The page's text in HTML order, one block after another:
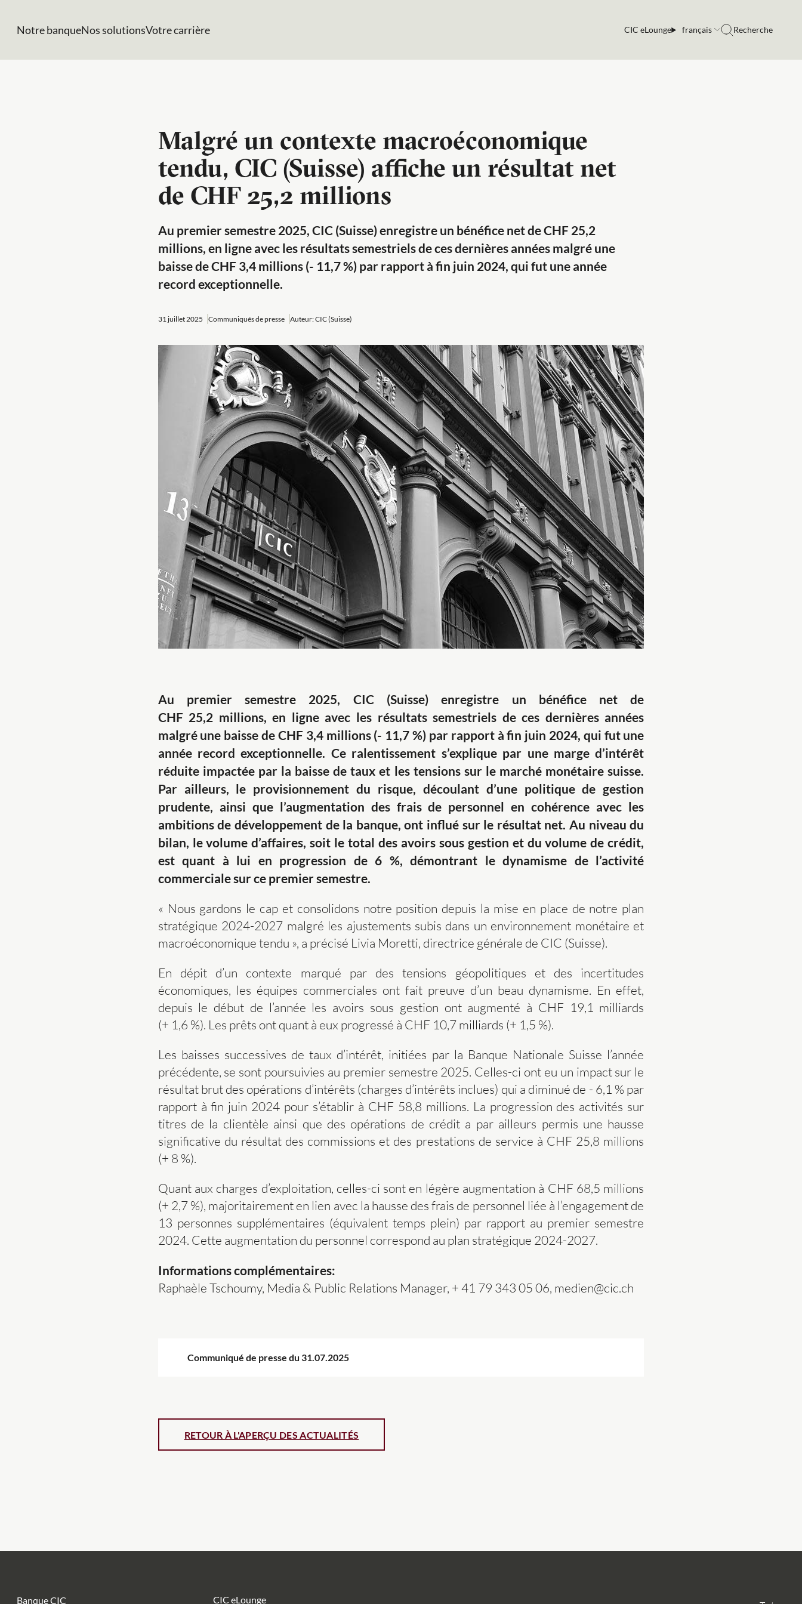
Notre banqueNos solutionsVotre carrière CIC eLounge français Recherche
Malgré un contexte macroéconomique
tendu, CIC (Suisse) affiche un résultat net
de CHF 25,2 millions
Au premier semestre 2025, CIC (Suisse) enregistre un bénéfice net de CHF 25,2
millions, en ligne avec les résultats semestriels de ces dernières années malgré une
baisse de CHF 3,4 millions (- 11,7 %) par rapport à fin juin 2024, qui fut une année
record exceptionnelle.
31 juillet 2025 Communiqués de presse Auteur: CIC (Suisse)
Au premier semestre 2025, CIC (Suisse) enregistre un bénéfice net de
CHF 25,2 millions, en ligne avec les résultats semestriels de ces dernières années
malgré une baisse de CHF 3,4 millions (- 11,7 %) par rapport à fin juin 2024, qui fut une
année record exceptionnelle. Ce ralentissement s’explique par une marge d’intérêt
réduite impactée par la baisse de taux et les tensions sur le marché monétaire suisse.
Par ailleurs, le provisionnement du risque, découlant d’une politique de gestion
prudente, ainsi que l’augmentation des frais de personnel en cohérence avec les
ambitions de développement de la banque, ont influé sur le résultat net. Au niveau du
bilan, le volume d’affaires, soit le total des avoirs sous gestion et du volume de crédit,
est quant à lui en progression de 6 %, démontrant le dynamisme de l’activité
commerciale sur ce premier semestre.
« Nous gardons le cap et consolidons notre position depuis la mise en place de notre plan
stratégique 2024-2027 malgré les ajustements subis dans un environnement monétaire et
macroéconomique tendu », a précisé Livia Moretti, directrice générale de CIC (Suisse).
En dépit d’un contexte marqué par des tensions géopolitiques et des incertitudes
économiques, les équipes commerciales ont fait preuve d’un beau dynamisme. En effet,
depuis le début de l’année les avoirs sous gestion ont augmenté à CHF 19,1 milliards
(+ 1,6 %). Les prêts ont quant à eux progressé à CHF 10,7 milliards (+ 1,5 %).
Les baisses successives de taux d’intérêt, initiées par la Banque Nationale Suisse l’année
précédente, se sont poursuivies au premier semestre 2025. Celles-ci ont eu un impact sur le
résultat brut des opérations d’intérêts (charges d’intérêts inclues) qui a diminué de - 6,1 % par
rapport à fin juin 2024 pour s’établir à CHF 58,8 millions. La progression des activités sur
titres de la clientèle ainsi que des opérations de crédit a par ailleurs permis une hausse
significative du résultat des commissions et des prestations de service à CHF 25,8 millions
(+ 8 %).
Quant aux charges d’exploitation, celles-ci sont en légère augmentation à CHF 68,5 millions
(+ 2,7 %), majoritairement en lien avec la hausse des frais de personnel liée à l’engagement de
13 personnes supplémentaires (équivalent temps plein) par rapport au premier semestre
2024. Cette augmentation du personnel correspond au plan stratégique 2024-2027.
Informations complémentaires:
Raphaèle Tschoumy, Media & Public Relations Manager, + 41 79 343 05 06, medien@cic.ch
Communiqué de presse du 31.07.2025
Banque CIC CIC eLounge